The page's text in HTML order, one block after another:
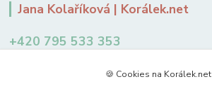
Jana Kolaříková | Korálek.net
+420 795 533 353
🍪 Cookies na Korálek.net